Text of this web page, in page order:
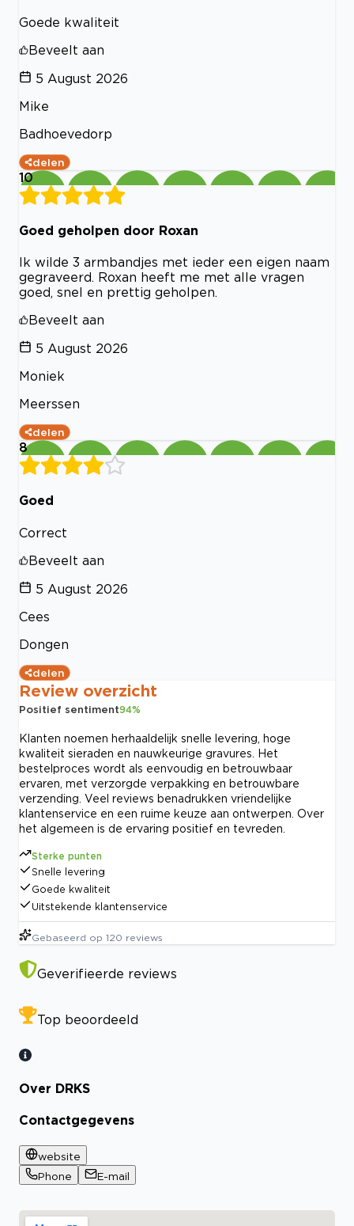
Goede kwaliteit
Beveelt aan
5 August 2026
Mike
Badhoevedorp
delen
10
Goed geholpen door Roxan
Ik wilde 3 armbandjes met ieder een eigen naam
gegraveerd. Roxan heeft me met alle vragen
goed, snel en prettig geholpen.
Beveelt aan
5 August 2026
Moniek
Meerssen
delen
8
Goed
Correct
Beveelt aan
5 August 2026
Cees
Dongen
delen
Review overzicht
Positief sentiment94%
Klanten noemen herhaaldelijk snelle levering, hoge
kwaliteit sieraden en nauwkeurige gravures. Het
bestelproces wordt als eenvoudig en betrouwbaar
ervaren, met verzorgde verpakking en betrouwbare
verzending. Veel reviews benadrukken vriendelijke
klantenservice en een ruime keuze aan ontwerpen. Over
het algemeen is de ervaring positief en tevreden.
Sterke punten
Snelle levering
Goede kwaliteit
Uitstekende klantenservice
Gebaseerd op 120 reviews
Geverifieerde reviews
Top beoordeeld
Over DRKS
Contactgegevens
website
Phone
E-mail